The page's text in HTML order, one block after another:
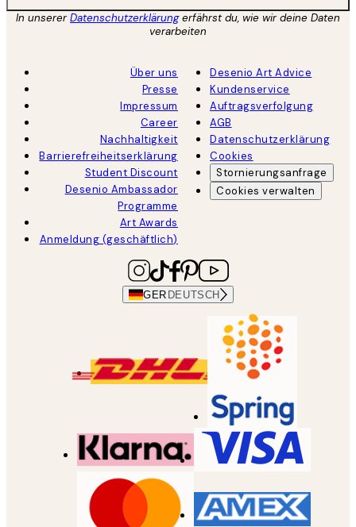
In unsererDatenschutzerklärungerfährst du, wie wir deine Daten
verarbeiten
Über uns
Presse
Impressum
Career
Nachhaltigkeit
Barrierefreiheitserklärung
Student Discount
Desenio Ambassador
Programme
Art Awards
Anmeldung (geschäftlich)
Desenio Art Advice
Kundenservice
Auftragsverfolgung
AGB
Datenschutzerklärung
Cookies
Stornierungsanfrage
Cookies verwalten
GER DEUTSCH